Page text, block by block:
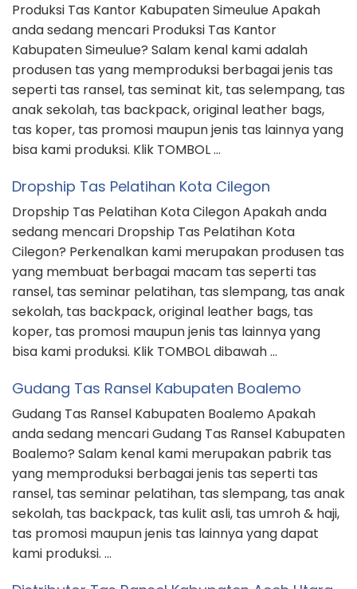
Produksi Tas Kantor Kabupaten Simeulue Apakah
anda sedang mencari Produksi Tas Kantor
Kabupaten Simeulue? Salam kenal kami adalah
produsen tas yang memproduksi berbagai jenis tas
seperti tas ransel, tas seminat kit, tas selempang, tas
anak sekolah, tas backpack, original leather bags,
tas koper, tas promosi maupun jenis tas lainnya yang
bisa kami produksi. Klik TOMBOL …
Dropship Tas Pelatihan Kota Cilegon
Dropship Tas Pelatihan Kota Cilegon Apakah anda
sedang mencari Dropship Tas Pelatihan Kota
Cilegon? Perkenalkan kami merupakan produsen tas
yang membuat berbagai macam tas seperti tas
ransel, tas seminar pelatihan, tas slempang, tas anak
sekolah, tas backpack, original leather bags, tas
koper, tas promosi maupun jenis tas lainnya yang
bisa kami produksi. Klik TOMBOL dibawah …
Gudang Tas Ransel Kabupaten Boalemo
Gudang Tas Ransel Kabupaten Boalemo Apakah
anda sedang mencari Gudang Tas Ransel Kabupaten
Boalemo? Salam kenal kami merupakan pabrik tas
yang memproduksi berbagai jenis tas seperti tas
ransel, tas seminar pelatihan, tas slempang, tas anak
sekolah, tas backpack, tas kulit asli, tas umroh & haji,
tas promosi maupun jenis tas lainnya yang dapat
kami produksi. …